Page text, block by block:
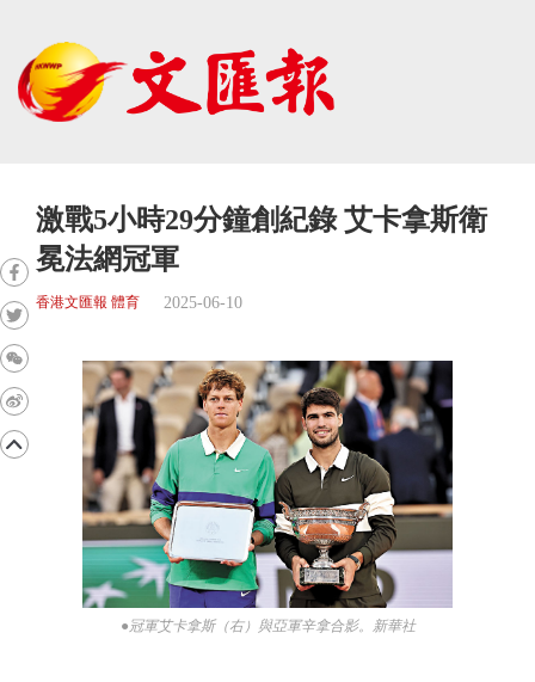
激戰5小時29分鐘創紀錄 艾卡拿斯衛
冕法網冠軍
香港文匯報 體育 2025-06-10
●冠軍艾卡拿斯（右）與亞軍辛拿合影。新華社